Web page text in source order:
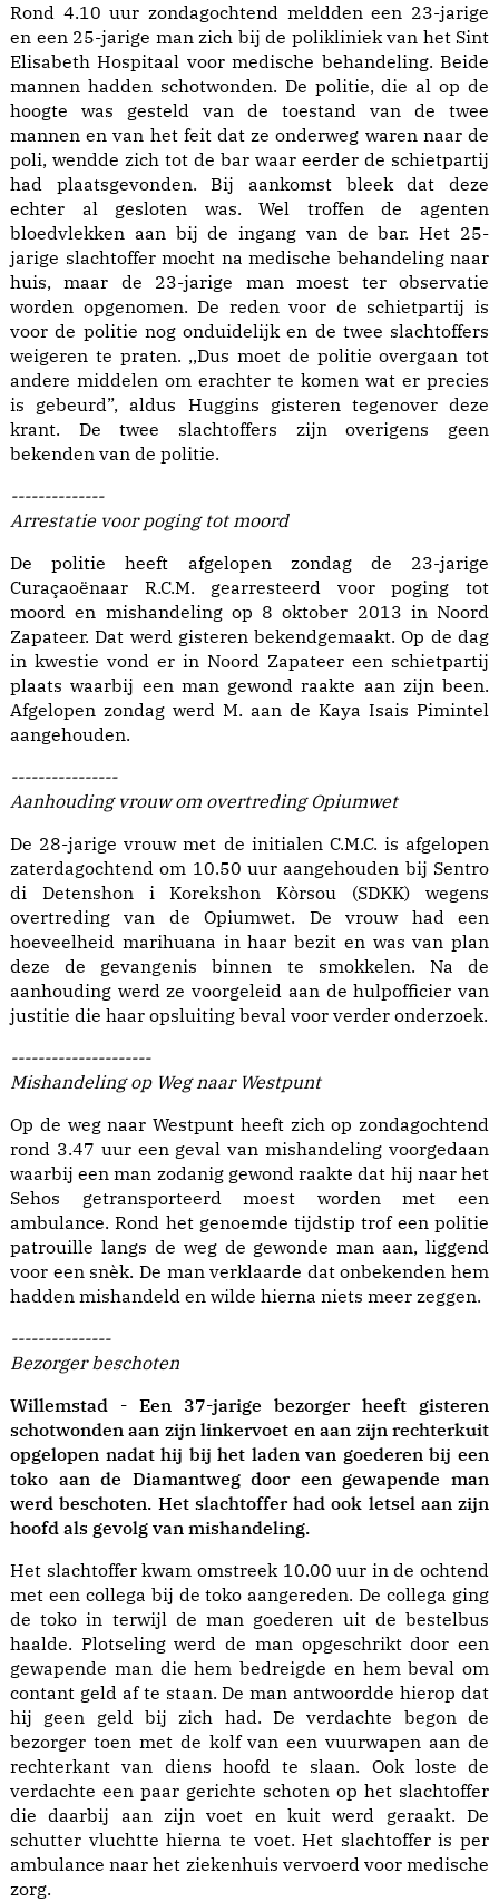
Rond 4.10 uur zondagochtend meldden een 23-jarige
en een 25-jarige man zich bij de polikliniek van het Sint
Elisabeth Hospitaal voor medische behandeling. Beide
mannen hadden schotwonden. De politie, die al op de
hoogte was gesteld van de toestand van de twee
mannen en van het feit dat ze onderweg waren naar de
poli, wendde zich tot de bar waar eerder de schietpartij
had plaatsgevonden. Bij aankomst bleek dat deze
echter al gesloten was. Wel troffen de agenten
bloedvlekken aan bij de ingang van de bar. Het 25-
jarige slachtoffer mocht na medische behandeling naar
huis, maar de 23-jarige man moest ter observatie
worden opgenomen. De reden voor de schietpartij is
voor de politie nog onduidelijk en de twee slachtoffers
weigeren te praten. ,,Dus moet de politie overgaan tot
andere middelen om erachter te komen wat er precies
is gebeurd”, aldus Huggins gisteren tegenover deze
krant. De twee slachtoffers zijn overigens geen
bekenden van de politie.
--------------
Arrestatie voor poging tot moord
De politie heeft afgelopen zondag de 23-jarige
Curaçaoënaar R.C.M. gearresteerd voor poging tot
moord en mishandeling op 8 oktober 2013 in Noord
Zapateer. Dat werd gisteren bekendgemaakt. Op de dag
in kwestie vond er in Noord Zapateer een schietpartij
plaats waarbij een man gewond raakte aan zijn been.
Afgelopen zondag werd M. aan de Kaya Isais Pimintel
aangehouden.
----------------
Aanhouding vrouw om overtreding Opiumwet
De 28-jarige vrouw met de initialen C.M.C. is afgelopen
zaterdagochtend om 10.50 uur aangehouden bij Sentro
di Detenshon i Korekshon Kòrsou (SDKK) wegens
overtreding van de Opiumwet. De vrouw had een
hoeveelheid marihuana in haar bezit en was van plan
deze de gevangenis binnen te smokkelen. Na de
aanhouding werd ze voorgeleid aan de hulpofficier van
justitie die haar opsluiting beval voor verder onderzoek.
---------------------
Mishandeling op Weg naar Westpunt
Op de weg naar Westpunt heeft zich op zondagochtend
rond 3.47 uur een geval van mishandeling voorgedaan
waarbij een man zodanig gewond raakte dat hij naar het
Sehos getransporteerd moest worden met een
ambulance. Rond het genoemde tijdstip trof een politie
patrouille langs de weg de gewonde man aan, liggend
voor een snèk. De man verklaarde dat onbekenden hem
hadden mishandeld en wilde hierna niets meer zeggen.
---------------
Bezorger beschoten
Willemstad - Een 37-jarige bezorger heeft gisteren
schotwonden aan zijn linkervoet en aan zijn rechterkuit
opgelopen nadat hij bij het laden van goederen bij een
toko aan de Diamantweg door een gewapende man
werd beschoten. Het slachtoffer had ook letsel aan zijn
hoofd als gevolg van mishandeling.
Het slachtoffer kwam omstreek 10.00 uur in de ochtend
met een collega bij de toko aangereden. De collega ging
de toko in terwijl de man goederen uit de bestelbus
haalde. Plotseling werd de man opgeschrikt door een
gewapende man die hem bedreigde en hem beval om
contant geld af te staan. De man antwoordde hierop dat
hij geen geld bij zich had. De verdachte begon de
bezorger toen met de kolf van een vuurwapen aan de
rechterkant van diens hoofd te slaan. Ook loste de
verdachte een paar gerichte schoten op het slachtoffer
die daarbij aan zijn voet en kuit werd geraakt. De
schutter vluchtte hierna te voet. Het slachtoffer is per
ambulance naar het ziekenhuis vervoerd voor medische
zorg.